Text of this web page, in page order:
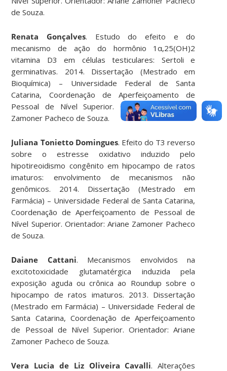
de Souza.
Renata Gonçalves. Estudo do efeito e do
mecanismo de ação do hormônio 1α,25(OH)2
vitamina D3 em células testiculares: Sertoli e
germinativas. 2014. Dissertação (Mestrado em
Bioquímica) – Universidade Federal de Santa
Catarina, Coordenação de Aperfeiçoamento de
Pessoal de Nível Superior. Coorientador: Ariane
Zamoner Pacheco de Souza.
Juliana Tonietto Domingues. Efeito do T3 reverso
sobre o estresse oxidativo induzido pelo
hipotireoidismo congênito em hipocampo de ratos
imaturos: envolvimento de mecanismos não
genômicos. 2014. Dissertação (Mestrado em
Farmácia) – Universidade Federal de Santa Catarina,
Coordenação de Aperfeiçoamento de Pessoal de
Nível Superior. Orientador: Ariane Zamoner Pacheco
de Souza.
Daiane Cattani. Mecanismos envolvidos na
excitotoxicidade glutamatérgica induzida pela
exposição aguda ou crônica ao Roundup sobre o
hipocampo de ratos imaturos. 2013. Dissertação
(Mestrado em Farmácia) – Universidade Federal de
Santa Catarina, Coordenação de Aperfeiçoamento
de Pessoal de Nível Superior. Orientador: Ariane
Zamoner Pacheco de Souza.
Vera Lucia de Liz Oliveira Cavalli. Alterações